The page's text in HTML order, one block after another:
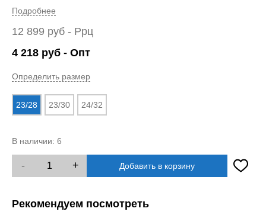
Подробнее
12 899 руб - Ррц
4 218 руб - Опт
Определить размер
23/28 23/30 24/32
В наличии: 6
- + Добавить в корзину
Рекомендуем посмотреть